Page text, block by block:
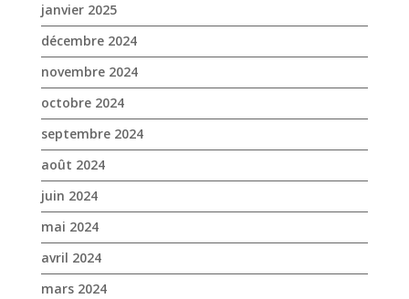
janvier 2025
décembre 2024
novembre 2024
octobre 2024
septembre 2024
août 2024
juin 2024
mai 2024
avril 2024
mars 2024